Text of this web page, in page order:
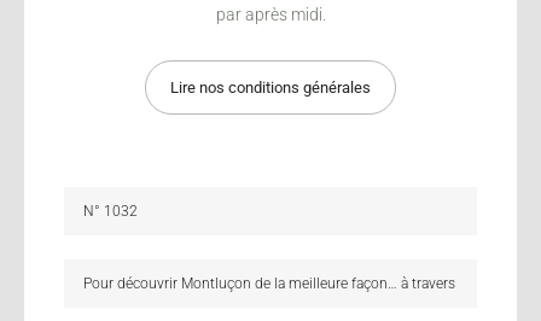
par après midi.
Lire nos conditions générales